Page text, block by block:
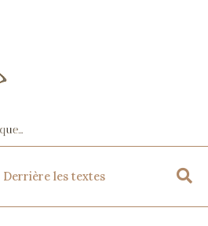
Derrière les textes